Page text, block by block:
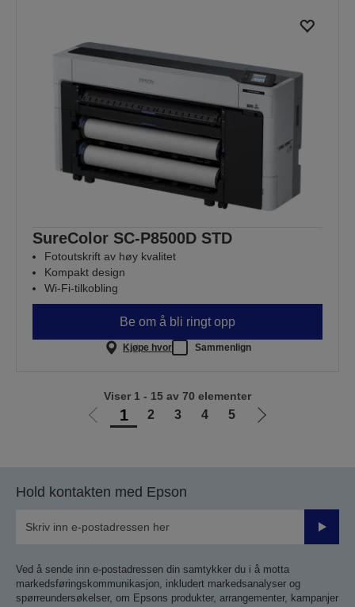
SureColor SC-P8500D STD
Fotoutskrift av høy kvalitet
Kompakt design
Wi-Fi-tilkobling
Be om å bli ringt opp
Kjøpe hvor Sammenlign
Gå
1 2 3 4 5
Gå
Viser 1 - 15 av 70 elementer
Hold kontakten med Epson
Send
Ved å sende inn e-postadressen din samtykker du i å motta
markedsføringskommunikasjon, inkludert markedsanalyser og
spørreundersøkelser, om Epsons produkter, arrangementer, kampanjer